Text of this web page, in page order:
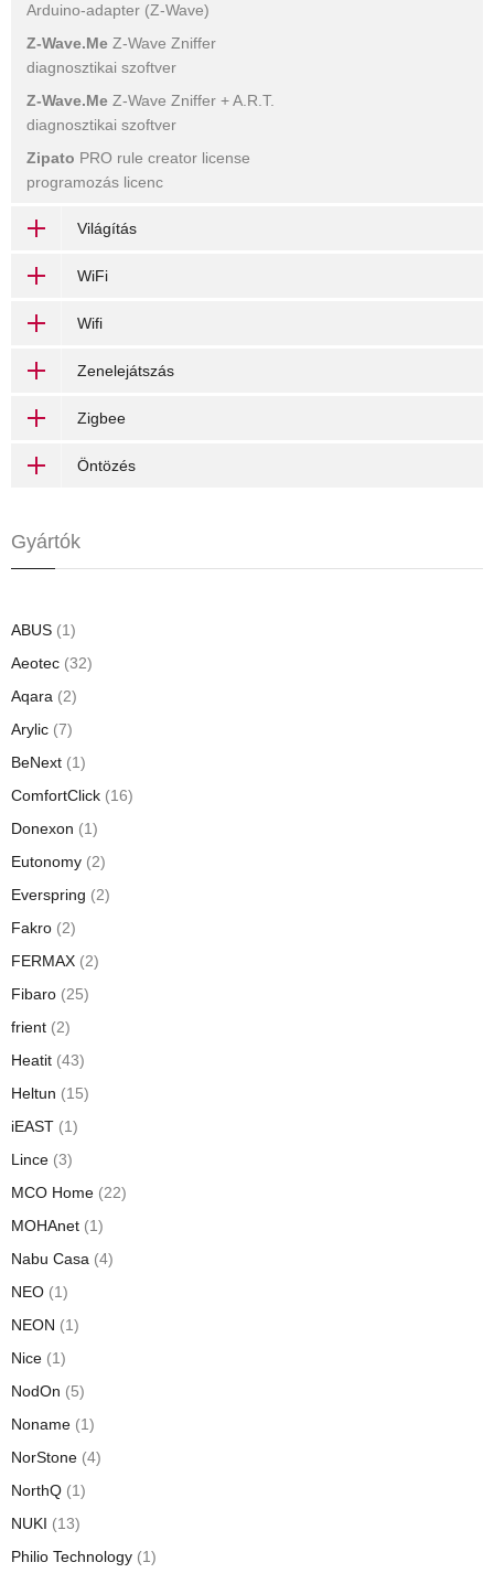
Arduino-adapter (Z-Wave)
Z-Wave.Me Z-Wave Zniffer
diagnosztikai szoftver
Z-Wave.Me Z-Wave Zniffer + A.R.T.
diagnosztikai szoftver
Zipato PRO rule creator license
programozás licenc
Világítás
WiFi
Wifi
Zenelejátszás
Zigbee
Öntözés
Gyártók
ABUS (1)
Aeotec (32)
Aqara (2)
Arylic (7)
BeNext (1)
ComfortClick (16)
Donexon (1)
Eutonomy (2)
Everspring (2)
Fakro (2)
FERMAX (2)
Fibaro (25)
frient (2)
Heatit (43)
Heltun (15)
iEAST (1)
Lince (3)
MCO Home (22)
MOHAnet (1)
Nabu Casa (4)
NEO (1)
NEON (1)
Nice (1)
NodOn (5)
Noname (1)
NorStone (4)
NorthQ (1)
NUKI (13)
Philio Technology (1)